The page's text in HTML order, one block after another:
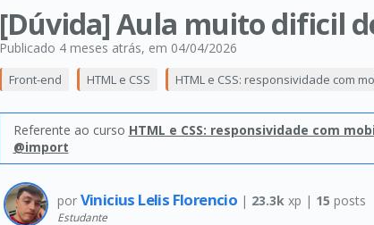
[Dúvida] Aula muito dificil
Publicado 4 meses atrás, em 04/04/2026
Front-end HTML e CSS HTML e CSS: responsividade com
Referente ao curso HTML e CSS: responsividade com
@import
por Vinicius Lelis Florencio | 23.3k xp | 15 posts
Estudante